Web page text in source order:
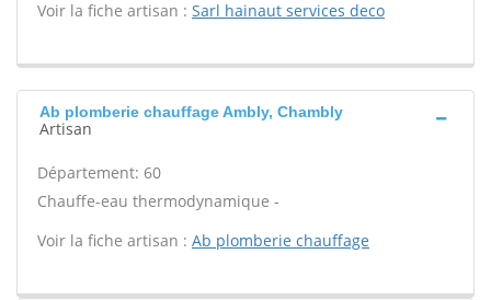
Voir la fiche artisan : Sarl hainaut services deco
Ab plomberie chauffage Ambly, Chambly
Artisan
Département: 60
Chauffe-eau thermodynamique -
Voir la fiche artisan : Ab plomberie chauffage